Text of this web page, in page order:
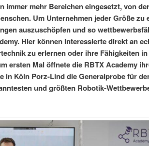
immer mehr Bereichen eingesetzt, von
Um Unternehmen jeder Größe zu
auszuschöpfen und so
Hier können Interessierte direkt an
zu erlernen oder ihre Fähigkeiten
ersten Mal öffnete die RBTX Academy
in Köln Porz-Lind die Generalprobe für
und größten Robotik-